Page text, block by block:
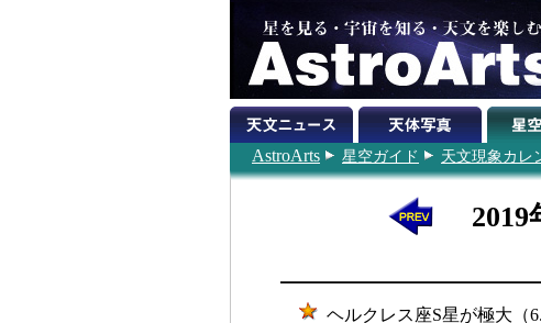
AstroArts 星空ガイド 天文現象カレ
2019
ヘルクレス座S星が極大（